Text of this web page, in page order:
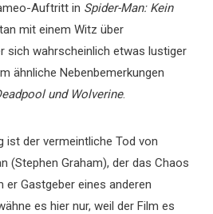
Auftritt in Spider-Man: Kein
mit einem Witz über
sich wahrscheinlich etwas lustiger
ähnliche Nebenbemerkungen
und Wolverine.
ist der vermeintliche Tod von
(Stephen Graham), der das Chaos
er Gastgeber eines anderen
es hier nur, weil der Film es